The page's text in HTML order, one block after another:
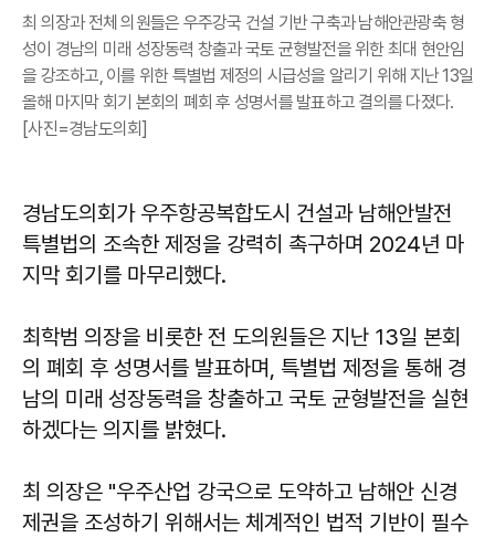
최 의장과 전체 의원들은 우주강국 건설 기반 구축과 남해안관광축 형
성이 경남의 미래 성장동력 창출과 국토 균형발전을 위한 최대 현안임
을 강조하고, 이를 위한 특별법 제정의 시급성을 알리기 위해 지난 13일
올해 마지막 회기 본회의 폐회 후 성명서를 발표하고 결의를 다졌다.
[사진=경남도의회]
경남도의회가 우주항공복합도시 건설과 남해안발전
특별법의 조속한 제정을 강력히 촉구하며 2024년 마
지막 회기를 마무리했다.
최학범 의장을 비롯한 전 도의원들은 지난 13일 본회
의 폐회 후 성명서를 발표하며, 특별법 제정을 통해 경
남의 미래 성장동력을 창출하고 국토 균형발전을 실현
하겠다는 의지를 밝혔다.
최 의장은 "우주산업 강국으로 도약하고 남해안 신경
제권을 조성하기 위해서는 체계적인 법적 기반이 필수